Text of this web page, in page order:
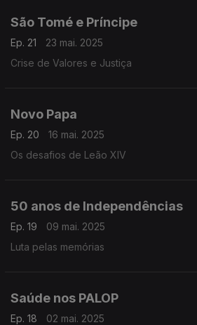
São Tomé e Príncipe
Ep. 21
23 mai. 2025
Crise de Valores e Justiça
Novo Papa
Ep. 20
16 mai. 2025
Os desafios de Leão XIV
50 anos de Independências
Ep. 19
09 mai. 2025
Luta pelas memórias
Saúde nos PALOP
Ep. 18
02 mai. 2025